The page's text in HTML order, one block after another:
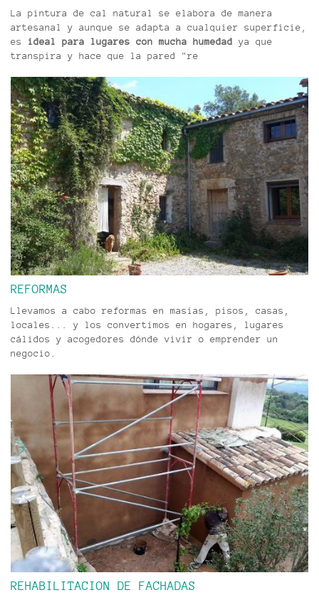
La pintura de cal natural se elabora de manera
artesanal y aunque se adapta a cualquier superficie,
es
ideal para lugares con mucha humedad ya que
transpira y hace que la pared "re
REFORMAS
Llevamos a cabo reformas en masias, pisos, casas,
locales... y los convertimos en hogares, lugares
cálidos y acogedores dónde vivir o emprender un
negocio.
REHABILITACION DE FACHADAS